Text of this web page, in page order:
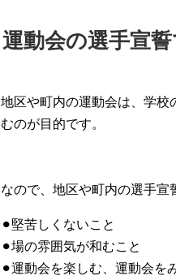
運動会の選手宣
地区や町内の運動会は、学校
むのが目的です。
なので、地区や町内の選手宣
⚫︎堅苦しくないこと
⚫︎場の雰囲気が和むこと
⚫︎運動会を楽しむ、運動会を